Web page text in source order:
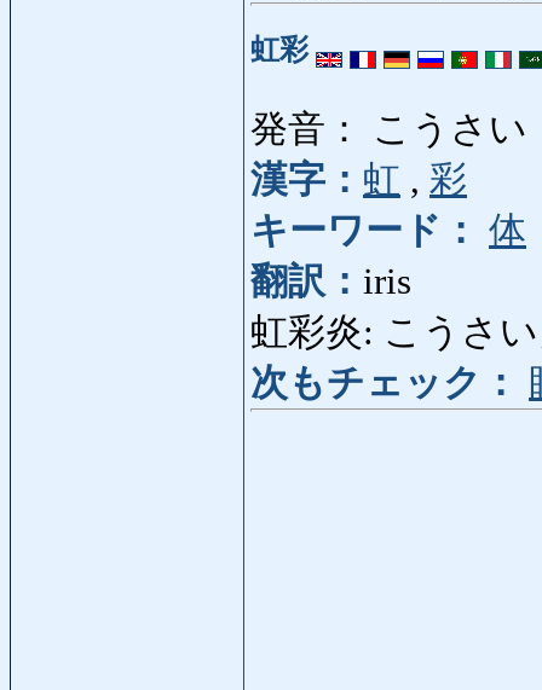
虹彩
発音： こうさい
漢字： 虹 , 彩
キーワード： 体
翻訳： iris
虹彩炎: こうさ
次もチェック：